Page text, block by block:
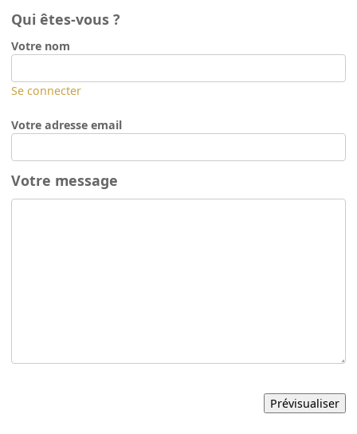
Qui êtes-vous ?
Votre nom
Se connecter
Votre adresse email
Votre message